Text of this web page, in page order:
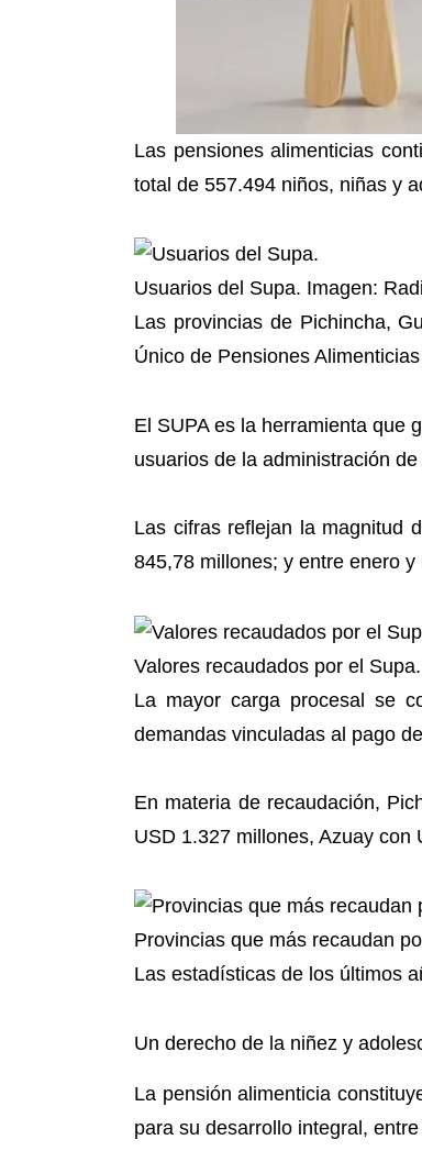
Las pensiones alimenticias
total de 557.494 niños, niñas y
Usuarios del Supa. Imagen:
Las provincias de Pichincha,
Único de Pensiones
El SUPA es la herramienta que
usuarios de la administración
Las cifras reflejan la magnitud
845,78 millones; y entre enero
Valores recaudados por el
La mayor carga procesal se
demandas vinculadas al pago
En materia de recaudación,
USD 1.327 millones, Azuay
Provincias que más recaudan
Las estadísticas de los últimos
Un derecho de la niñez y
La pensión alimenticia
para su desarrollo integral,